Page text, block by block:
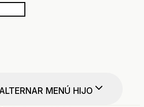
MENÚ HIJO